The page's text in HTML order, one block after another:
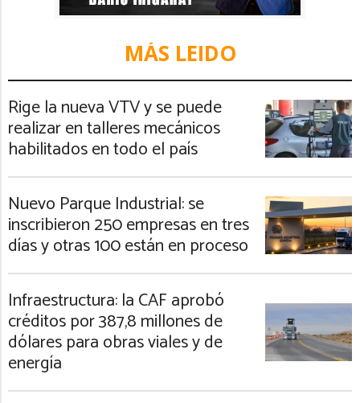
MÁS LEIDO
Rige la nueva VTV y se puede
realizar en talleres mecánicos
habilitados en todo el país
Nuevo Parque Industrial: se
inscribieron 250 empresas en tres
días y otras 100 están en proceso
Infraestructura: la CAF aprobó
créditos por 387,8 millones de
dólares para obras viales y de
energía